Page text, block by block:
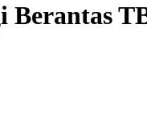
Berantas